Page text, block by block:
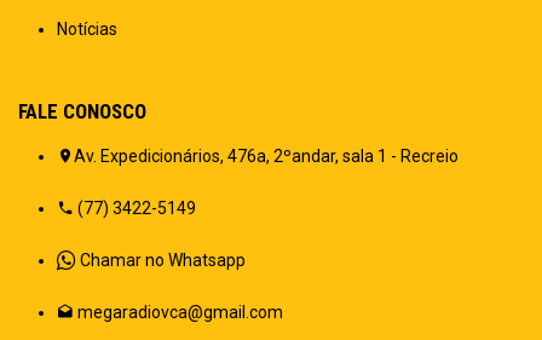
Notícias
FALE CONOSCO
Av. Expedicionários, 476a, 2ºandar, sala 1 - Recreio
(77) 3422-5149
Chamar no Whatsapp
megaradiovca@gmail.com